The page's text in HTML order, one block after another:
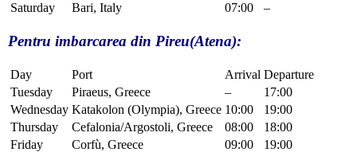
Saturday
Bari, Italy 07:00 –
Pentru imbarcarea din Pireu(Atena):
Day Port Arrival Departure
Tuesday
Piraeus, Greece –
17:00
Wednesday Katakolon (Olympia), Greece 10:00
19:00
Thursday
Cefalonia/Argostoli, Greece 08:00
18:00
Friday
Corfù, Greece 09:00
19:00